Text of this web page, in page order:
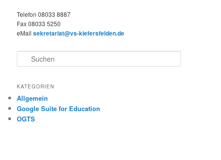
Telefon 08033 8887
Fax 08033 5250
eMailsekretariat@vs-kiefersfelden.de
u
h
n
KATEGORIEN
Allgemein
Google Suite for Education
OGTS